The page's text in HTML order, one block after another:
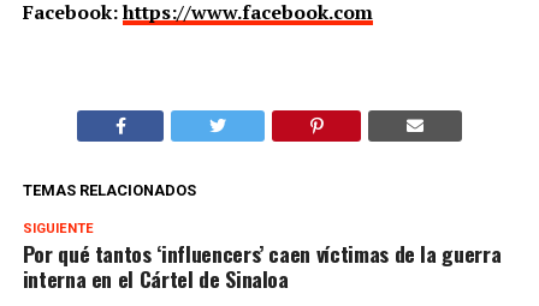
Facebook:https://www.facebook.com
TEMAS RELACIONADOS
SIGUIENTE
Por qué tantos ‘influencers’ caen víctimas de la guerra
interna en el Cártel de Sinaloa